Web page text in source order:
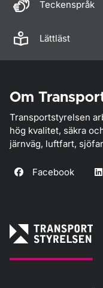
Teckenspråk
Lättläst
Om
Transportstyrelsen
hög kvalitet, säkra
järnväg, luftfart,
Facebook